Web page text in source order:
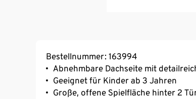
Bestellnummer: 163994
Abnehmbare Dachseite mit
Geeignet für Kinder ab 3 Jahren
Große, offene Spielfläche hinter 2